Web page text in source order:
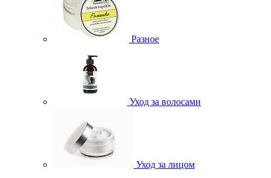
Разное
Уход за волосами
Уход за лицом